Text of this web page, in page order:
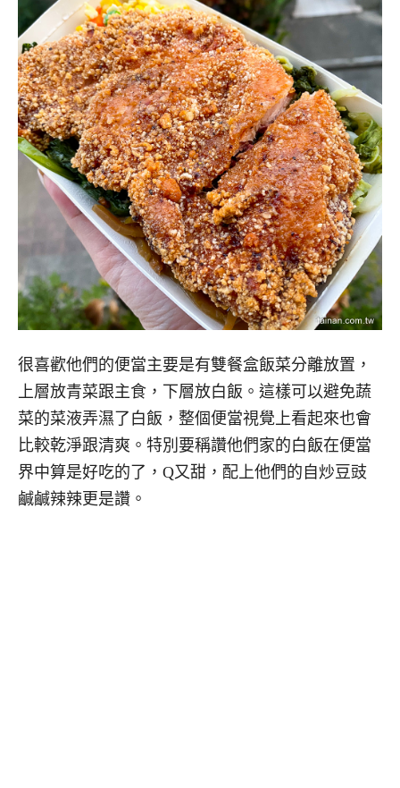
很喜歡他們的便當主要是有雙餐盒飯菜分離放置，
上層放青菜跟主食，下層放白飯。這樣可以避免蔬
菜的菜液弄濕了白飯，整個便當視覺上看起來也會
比較乾淨跟清爽。特別要稱讚他們家的白飯在便當
界中算是好吃的了，Q又甜，配上他們的自炒豆豉
鹹鹹辣辣更是讚。